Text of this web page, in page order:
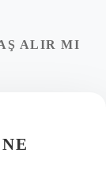
ALIR MI